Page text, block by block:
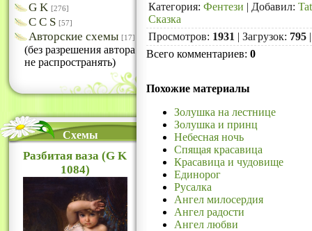
G K [276]
C C S [57]
Авторские схемы [17]
(без разрешения автора
не распространять)
Схемы
Разбитая ваза (G K
1084)
Категория: Фентези | Добавил:
Сказка
Просмотров: 1931 | Загрузок: 795
Всего комментариев: 0
Похожие материалы
Золушка на лестнице
Золушка и принц
Небесная ночь
Спящая красавица
Красавица и чудовище
Единорог
Русалка
Ангел милосердия
Ангел радости
Ангел любви